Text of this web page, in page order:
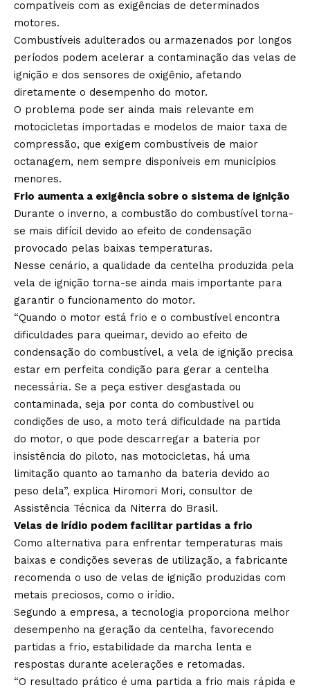
compatíveis com as exigências de determinados
motores.
Combustíveis adulterados ou armazenados por longos
períodos podem acelerar a contaminação das velas de
ignição e dos sensores de oxigênio, afetando
diretamente o desempenho do motor.
O problema pode ser ainda mais relevante em
motocicletas importadas e modelos de maior taxa de
compressão, que exigem combustíveis de maior
octanagem, nem sempre disponíveis em municípios
menores.
Frio aumenta a exigência sobre o sistema de ignição
Durante o inverno, a combustão do combustível torna-
se mais difícil devido ao efeito de condensação
provocado pelas baixas temperaturas.
Nesse cenário, a qualidade da centelha produzida pela
vela de ignição torna-se ainda mais importante para
garantir o funcionamento do motor.
“Quando o motor está frio e o combustível encontra
dificuldades para queimar, devido ao efeito de
condensação do combustível, a vela de ignição precisa
estar em perfeita condição para gerar a centelha
necessária. Se a peça estiver desgastada ou
contaminada, seja por conta do combustível ou
condições de uso, a moto terá dificuldade na partida
do motor, o que pode descarregar a bateria por
insistência do piloto, nas motocicletas, há uma
limitação quanto ao tamanho da bateria devido ao
peso dela”, explica Hiromori Mori, consultor de
Assistência Técnica da Niterra do Brasil.
Velas de irídio podem facilitar partidas a frio
Como alternativa para enfrentar temperaturas mais
baixas e condições severas de utilização, a fabricante
recomenda o uso de velas de ignição produzidas com
metais preciosos, como o irídio.
Segundo a empresa, a tecnologia proporciona melhor
desempenho na geração da centelha, favorecendo
partidas a frio, estabilidade da marcha lenta e
respostas durante acelerações e retomadas.
“O resultado prático é uma partida a frio mais rápida e